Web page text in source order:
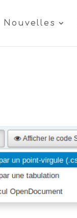
Nouvelles